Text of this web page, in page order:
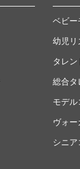
ベビー
幼児リ
タレ
総合タ
モデル
ヴォー
シニア